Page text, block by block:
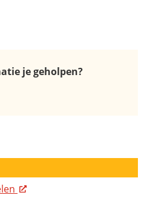
je geholpen?